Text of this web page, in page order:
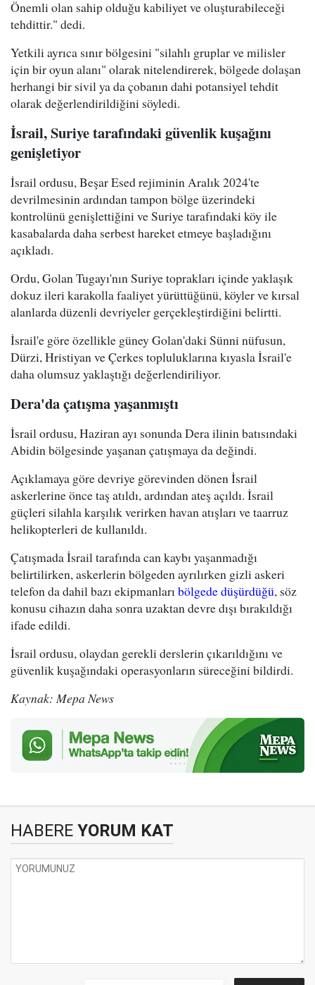
Önemli olan sahip olduğu kabiliyet ve oluşturabileceği
tehdittir." dedi.
Yetkili ayrıca sınır bölgesini "silahlı gruplar ve milisler
için bir oyun alanı" olarak nitelendirerek, bölgede dolaşan
herhangi bir sivil ya da çobanın dahi potansiyel tehdit
olarak değerlendirildiğini söyledi.
İsrail, Suriye tarafındaki güvenlik kuşağını
genişletiyor
İsrail ordusu, Beşar Esed rejiminin Aralık 2024'te
devrilmesinin ardından tampon bölge üzerindeki
kontrolünü genişlettiğini ve Suriye tarafındaki köy ile
kasabalarda daha serbest hareket etmeye başladığını
açıkladı.
Ordu, Golan Tugayı'nın Suriye toprakları içinde yaklaşık
dokuz ileri karakolla faaliyet yürüttüğünü, köyler ve kırsal
alanlarda düzenli devriyeler gerçekleştirdiğini belirtti.
İsrail'e göre özellikle güney Golan'daki Sünni nüfusun,
Dürzi, Hristiyan ve Çerkes topluluklarına kıyasla İsrail'e
daha olumsuz yaklaştığı değerlendiriliyor.
Dera'da çatışma yaşanmıştı
İsrail ordusu, Haziran ayı sonunda Dera ilinin batısındaki
Abidin bölgesinde yaşanan çatışmaya da değindi.
Açıklamaya göre devriye görevinden dönen İsrail
askerlerine önce taş atıldı, ardından ateş açıldı. İsrail
güçleri silahla karşılık verirken havan atışları ve taarruz
helikopterleri de kullanıldı.
Çatışmada İsrail tarafında can kaybı yaşanmadığı
belirtilirken, askerlerin bölgeden ayrılırken gizli askeri
telefon da dahil bazı ekipmanlarıbölgede düşürdüğü, söz
konusu cihazın daha sonra uzaktan devre dışı bırakıldığı
ifade edildi.
İsrail ordusu, olaydan gerekli derslerin çıkarıldığını ve
güvenlik kuşağındaki operasyonların süreceğini bildirdi.
Kaynak: Mepa News
HABERE YORUM KAT